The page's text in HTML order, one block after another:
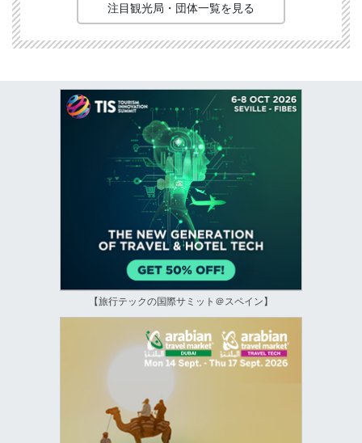
注目観光局・団体一覧を見る
【旅行テックの国際サミット＠スペイン】